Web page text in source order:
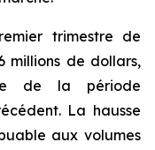
trimestre de
millions de dollars,
de la période
La hausse
aux volumes